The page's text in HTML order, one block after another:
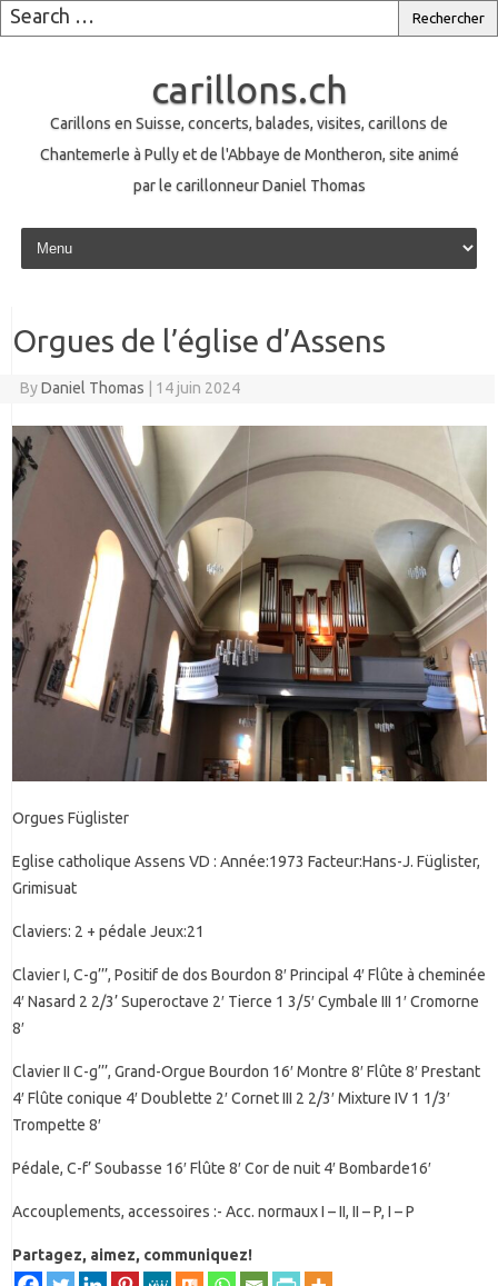
carillons.ch
Carillons en Suisse, concerts, balades, visites, carillons de
Chantemerle à Pully et de l'Abbaye de Montheron, site animé
par le carillonneur Daniel Thomas
Skip to content
Orgues de l’église d’Assens
ByDaniel Thomas 14 juin 2024
Orgues Füglister
Eglise catholique Assens VD : Année:1973 Facteur:Hans-J. Füglister,
Grimisuat
Claviers: 2 + pédale Jeux:21
Clavier I, C-g’’’, Positif de dos Bourdon 8′ Principal 4′ Flûte à cheminée
4′ Nasard 2 2/3’ Superoctave 2′ Tierce 1 3/5′ Cymbale III 1′ Cromorne
8′
Clavier II C-g’’’, Grand-Orgue Bourdon 16′ Montre 8′ Flûte 8′ Prestant
4′ Flûte conique 4′ Doublette 2′ Cornet III 2 2/3′ Mixture IV 1 1/3′
Trompette 8′
Pédale, C-f’ Soubasse 16′ Flûte 8′ Cor de nuit 4′ Bombarde16′
Accouplements, accessoires :- Acc. normaux I – II, II – P, I – P
Partagez, aimez, communiquez!